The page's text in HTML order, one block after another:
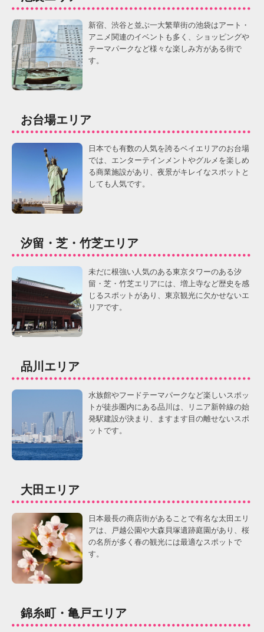
新宿、渋谷と並ぶ一大繁華街の池袋はアート・
アニメ関連のイベントも多く、ショッピングや
テーマパークなど様々な楽しみ方がある街で
す。
お台場エリア
日本でも有数の人気を誇るベイエリアのお台場
では、エンターテインメントやグルメを楽しめ
る商業施設があり、夜景がキレイなスポットと
しても人気です。
汐留・芝・竹芝エリア
未だに根強い人気のある東京タワーのある汐
留・芝・竹芝エリアには、増上寺など歴史を感
じるスポットがあり、東京観光に欠かせないエ
リアです。
品川エリア
水族館やフードテーマパークなど楽しいスポッ
トが徒歩圏内にある品川は、リニア新幹線の始
発駅建設が決まり、ますます目の離せないスポ
ットです。
大田エリア
日本最長の商店街があることで有名な太田エリ
アは、戸越公園や大森貝塚遺跡庭園があり、桜
の名所が多く春の観光には最適なスポットで
す。
錦糸町・亀戸エリア